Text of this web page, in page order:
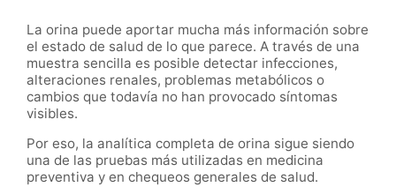
La orina puede aportar mucha más información sobre
el estado de salud de lo que parece. A través de una
muestra sencilla es posible detectar infecciones,
alteraciones renales, problemas metabólicos o
cambios que todavía no han provocado síntomas
visibles.
Por eso, la analítica completa de orina sigue siendo
una de las pruebas más utilizadas en medicina
preventiva y en chequeos generales de salud.